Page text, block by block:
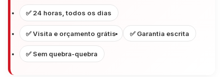
✅ 24 horas, todos os dias
✅ Visita e orçamento grátis ✅ Garantia escrita
✅ Sem quebra-quebra